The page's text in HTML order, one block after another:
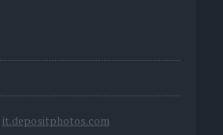
it.depositphotos.com